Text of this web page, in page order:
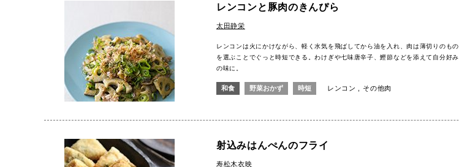
レンコンと豚肉のきんぴら
太田静栄
レンコンは火にかけながら、軽く水気を飛ばしてから油を入れ、肉は薄切りのもの
を選ぶことでぐっと時短できる。わけぎや七味唐辛子、鰹節などを添えて自分好み
の味に。
和食 野菜おかず 時短 レンコン その他肉
射込みはんぺんのフライ
寿松木衣映